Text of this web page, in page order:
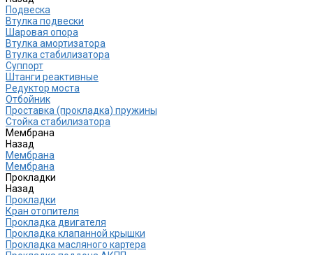
Подвеска
Втулка подвески
Шаровая опора
Втулка амортизатора
Втулка стабилизатора
Cуппорт
Штанги реактивные
Редуктор моста
Отбойник
Проставка (прокладка) пружины
Стойка стабилизатора
Мембрана
Назад
Мембрана
Мембрана
Прокладки
Назад
Прокладки
Кран отопителя
Прокладка двигателя
Прокладка клапанной крышки
Прокладка масляного картера